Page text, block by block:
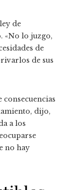
de
«No lo juzgo,
de
de sus
consecuencias
dijo,
a los
no hay